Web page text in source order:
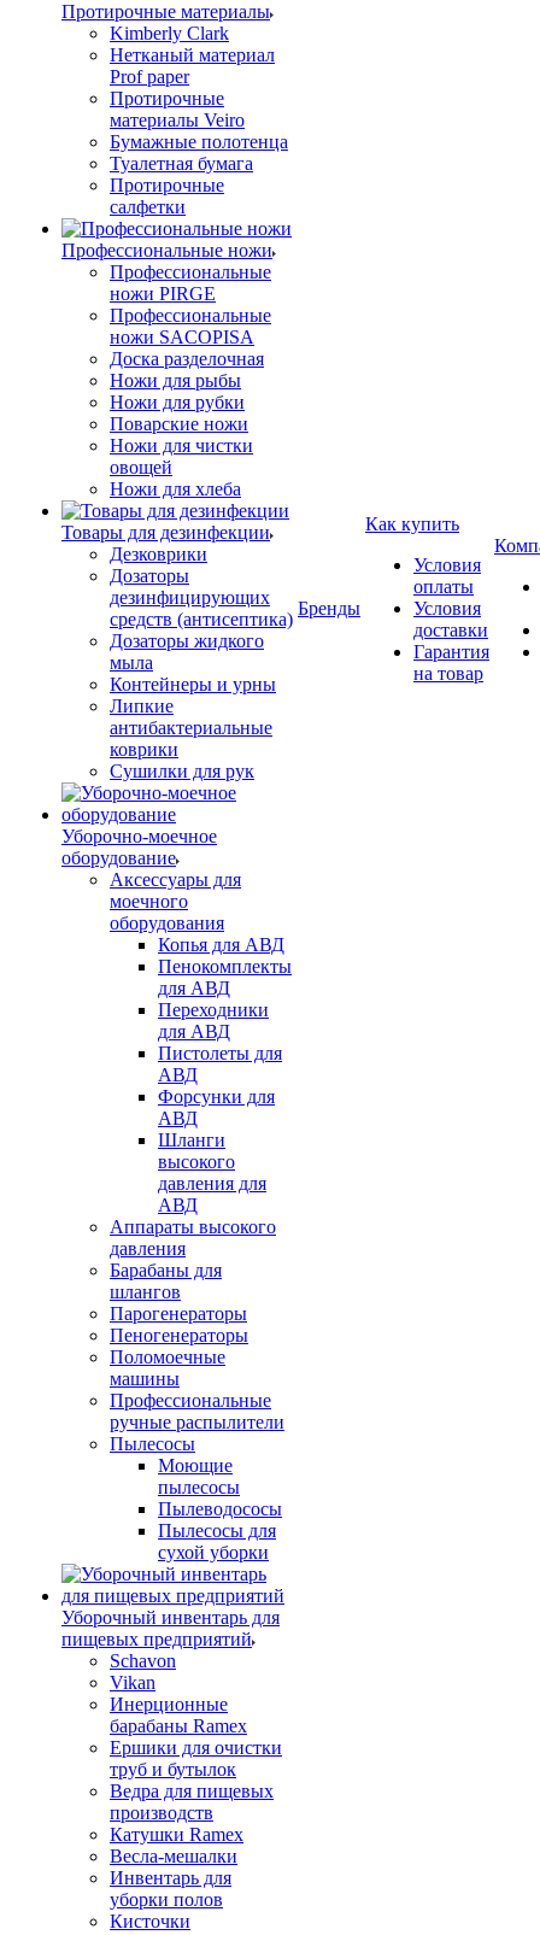
Протирочные материалы
Kimberly Clark
Нетканый материал
Prof paper
Протирочные
материалы Veiro
Бумажные полотенца
Туалетная бумага
Протирочные
салфетки
Профессиональные ножи
Профессиональные
ножи PIRGE
Профессиональные
ножи SACOPISA
Доска разделочная
Ножи для рыбы
Ножи для рубки
Поварские ножи
Ножи для чистки
овощей
Ножи для хлеба
Товары для дезинфекции
Дезковрики
Дозаторы
дезинфицирующих
средств (антисептика)
Дозаторы жидкого
мыла
Контейнеры и урны
Липкие
антибактериальные
коврики
Сушилки для рук
Уборочно-моечное
оборудование
Аксессуары для
моечного
оборудования
Копья для АВД
Пенокомплекты
для АВД
Переходники
для АВД
Пистолеты для
АВД
Форсунки для
АВД
Шланги
высокого
давления для
АВД
Аппараты высокого
давления
Барабаны для
шлангов
Парогенераторы
Пеногенераторы
Поломоечные
машины
Профессиональные
ручные распылители
Пылесосы
Моющие
пылесосы
Пылеводососы
Пылесосы для
сухой уборки
Уборочный инвентарь для
пищевых предприятий
Schavon
Vikan
Инерционные
барабаны Ramex
Ершики для очистки
труб и бутылок
Ведра для пищевых
производств
Катушки Ramex
Весла-мешалки
Инвентарь для
уборки полов
Кисточки
Бренды
Как купить
Условия
оплаты
Условия
доставки
Гарантия
на товар